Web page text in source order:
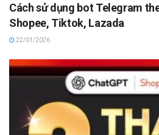
Cách sử dụng bot Telegram
Shopee, Tiktok, Lazada
22/01/2026